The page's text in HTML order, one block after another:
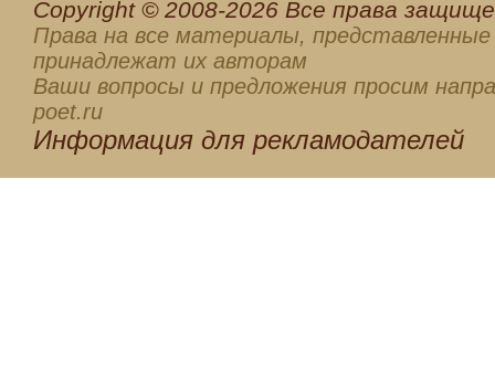
Сopyright © 2008-2026 Все права
Права на все материалы, представленные
принадлежат их авторам
Ваши вопросы и предложения просим
poet.ru
Информация для рекламодателей